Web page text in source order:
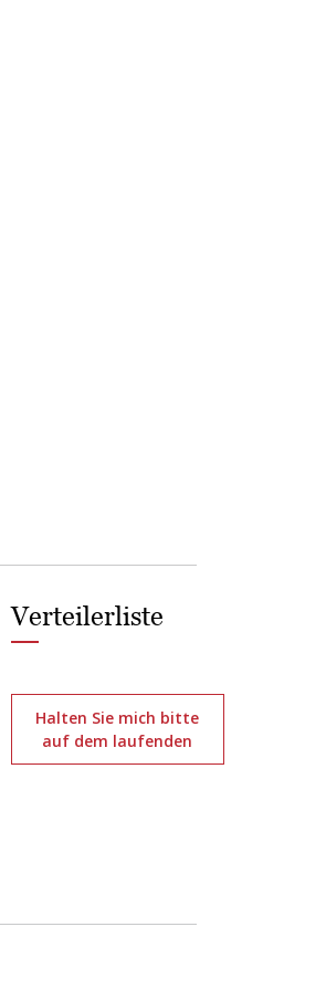
Verteilerliste
Halten Sie mich bitte
auf dem laufenden